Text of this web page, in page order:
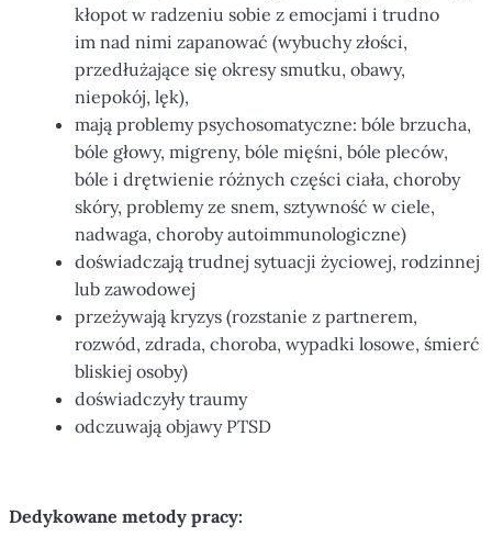
kłopot w radzeniu sobie z emocjami i trudno
im nad nimi zapanować (wybuchy złości,
przedłużające się okresy smutku, obawy,
niepokój, lęk),
mają problemy psychosomatyczne: bóle brzucha,
bóle głowy, migreny, bóle mięśni, bóle pleców,
bóle i drętwienie różnych części ciała, choroby
skóry, problemy ze snem, sztywność w ciele,
nadwaga, choroby autoimmunologiczne)
doświadczają trudnej sytuacji życiowej, rodzinnej
lub zawodowej
przeżywają kryzys (rozstanie z partnerem,
rozwód, zdrada, choroba, wypadki losowe, śmierć
bliskiej osoby)
doświadczyły traumy
odczuwają objawy PTSD
Dedykowane metody pracy: